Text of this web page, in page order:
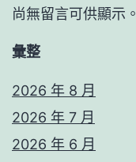
尚無留言可供顯示。
彙整
2026 年 8 月
2026 年 7 月
2026 年 6 月